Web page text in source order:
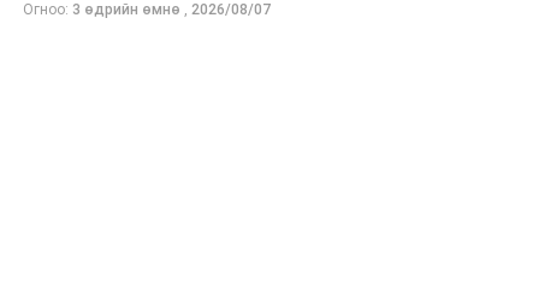
Огноо: 3 өдрийн өмнө , 2026/08/07